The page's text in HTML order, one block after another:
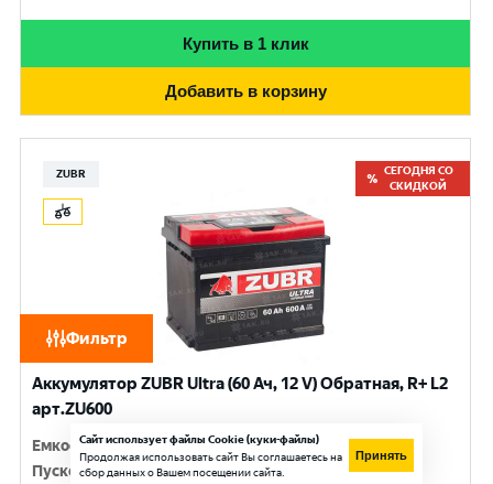
Фильтр
Купить в 1 клик
Добавить в корзину
ZUBR
СЕГОДНЯ СО
СКИДКОЙ
Аккумулятор ZUBR Ultra (60 Ач, 12 V) Обратная, R+ L2
арт.ZU600
Емкость:60 Ач
Пусковой ток:600 A
Сайт использует файлы Cookie (куки-файлы)
Продолжая использовать сайт Вы соглашаетесь на
сбор данных о Вашем посещении сайта.
Принять